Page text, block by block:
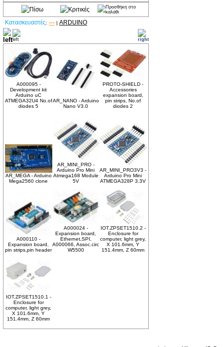
Κατασκευαστές: --- | ARDUINO
A000095 -
Development kit
Arduino uC
ATMEGA32U4 No.of
diodes 5
AR_NANO - Arduino
Nano V3.0
PROTO-SHIELD -
Accessories
expansion board,
pin strips, No.of
diodes 2
AR_MEGA - Arduino
Mega2560 clone
AR_MINI_PRO -
Arduino Pro Mini
Atmega168 Module
5V
AR_MINI_PRO3V3 -
Arduino Pro Mini
ATMEGA328P 3.3V
A000110 -
Expansion board,
pin strips,pin header
A000024 -
Expansion board,
Ethernet,SPI,
A000066, Assoc.circ
W5500
IOT.ZPSET1510.2 -
Enclosure for
computer, light grey,
X 101.6mm, Y
151.4mm, Z 60mm
IOT.ZPSET1510.1 -
Enclosure for
computer, light grey,
X 101.6mm, Y
151.4mm, Z 60mm